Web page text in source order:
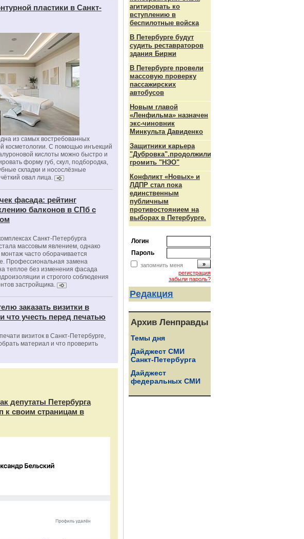
пластики в Санкт-
из самых востребованных
косметологии. С помощью инъекций
кислоты можно быстро и
форму губ, скул, подбородка,
складки и носослёзные
овал лица.
фасада: рейтинг
балконов в СПб с
Санкт-Петербурга
массовым явлением, однако
часто оборачивается
Профессиональная замена
теплое без изменения фасада
и строгого соблюдения
застройщика.
заказать визитки в
что учесть перед печатью
визиток в Санкт-Петербурге,
материал и что проверить
депутаты Петербурга
к своим страницам в
агитировать ко
вступлению в
беспилотные войска
В Петербурге будут
судить реставраторов
здания Биржи
В Петербурге провели
массовую проверку
пассажирских
автобусов
Новым главой
«Ленфильма» назначен
экс-чиновник
Минкульта Давиденко
Защитники карьера
"Дубровка".продолжили
громить "НЭО"
Конфликт «Новых» и
ЛДПР стал пока
единственным
публичным
противостоянием на
выборах в Петербурге.
Логин
Пароль
запомнить меня
регистрация
забыли пароль?
Редакция
Архив Ленправды
Темы дня
Дайджест СМИ
Санкт-Петербурга
Дайджест
федеральных СМИ